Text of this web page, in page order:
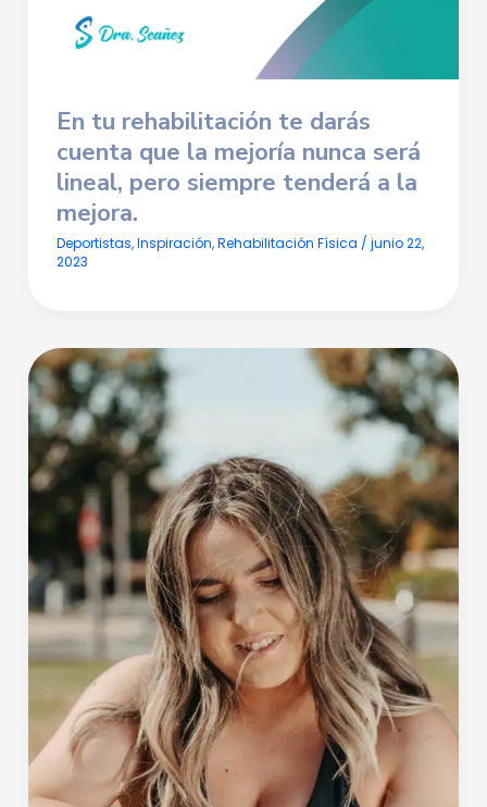
En tu rehabilitación te darás
cuenta que la mejoría nunca será
lineal, pero siempre tenderá a la
mejora.
Deportistas,Inspiración,Rehabilitación Física / junio 22,
2023